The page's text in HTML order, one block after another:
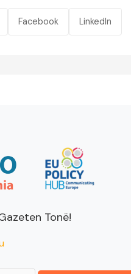
Facebook LinkedIn
Tonë!